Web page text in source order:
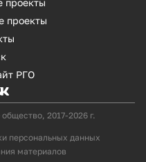
проекты
проекты
РГО
2017-2026 г.
персональных данных
материалов